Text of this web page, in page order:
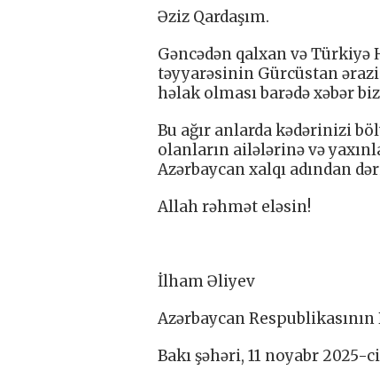
Əziz Qardaşım.
Gəncədən qalxan və
təyyarəsinin Gürcüstan
həlak olması barədə xəbər
Bu ağır anlarda kədərinizi
olanların ailələrinə və
Azərbaycan xalqı adından
Allah rəhmət eləsin!
İlham Əliyev
Azərbaycan
Bakı şəhəri, 11 noyabr 2025-